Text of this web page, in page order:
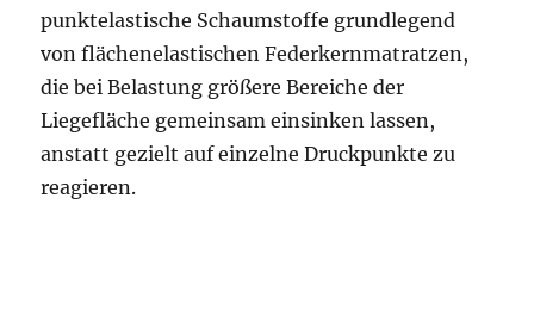
punktelastische Schaumstoffe grundlegend
von flächenelastischen Federkernmatratzen,
die bei Belastung größere Bereiche der
Liegefläche gemeinsam einsinken lassen,
anstatt gezielt auf einzelne Druckpunkte zu
reagieren.